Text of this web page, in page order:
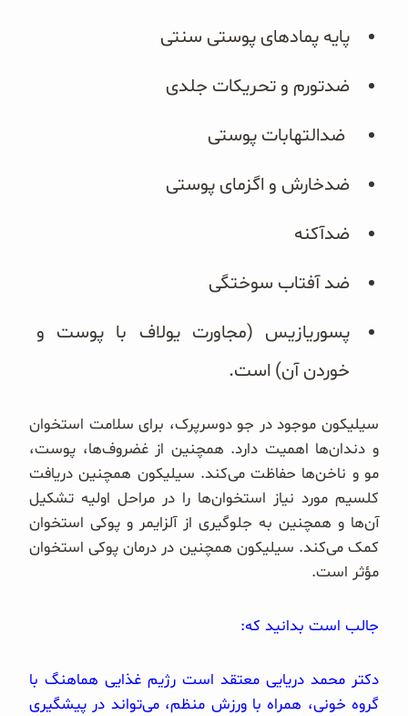
پایه پمادهای پوستی سنتی
ضد‌تورم و تحریکات جلدی
ضد‌التهابات پوستی
ضد‌خارش و اگزمای پوستی
ضدآکنه
ضد آفتاب سوختگی
پسوریازیس (مجاورت یولاف با پوست و
خوردن آن) است.
سیلیکون موجود در جو دوسرپرک، برای سلامت استخوان
و دندان‌ها اهمیت دارد. همچنین از غضروف‌ها، پوست،
مو و ناخن‌ها حفاظت می‌کند. سیلیکون همچنین دریافت
کلسیم مورد نیاز استخوان‌ها را در مراحل اولیه تشکیل
آن‌ها و همچنین به جلوگیری از آلزایمر و پوکی استخوان
کمک می‌کند. سیلیکون همچنین در درمان پوکی استخوان
مؤثر است.
جالب است بدانید که:
دکتر محمد دریایی معتقد است رژیم غذایی هماهنگ با
گروه خونی، همراه با ورزش منظم، می‌تواند در پیشگیری